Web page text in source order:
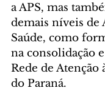
a APS, mas
demais níveis de
Saúde, como
na consolidação
Rede de Atenção
do Paraná.